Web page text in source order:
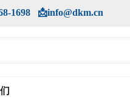
手机版
1698   📩info@dkm.cn